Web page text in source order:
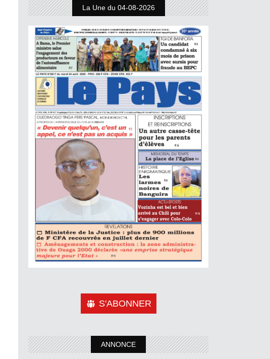
La Une du 04-08-2026
S'ABONNER
ANNONCE